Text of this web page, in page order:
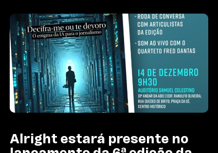
Alright estará presente no